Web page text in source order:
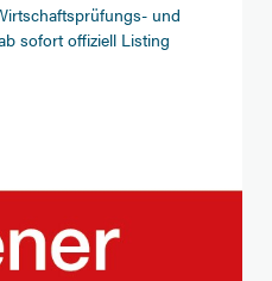
und
sofort offiziell Listing